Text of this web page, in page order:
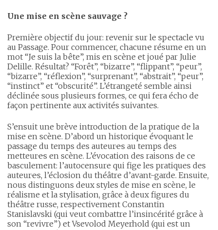
Une mise en scène sauvage ?
Première objectif du jour: revenir sur le spectacle vu
au Passage. Pour commencer, chacun·e résume en un
mot “Je suis la bête”, mis en scène et joué par Julie
Delille. Résultat? “Forêt”, “bizarre”, “flippant”, “peur”,
“bizarre”, “réflexion”, “surprenant”, “abstrait”, “peur”,
“instinct” et “obscurité”. L’étrangeté semble ainsi
déclinée sous plusieurs formes, ce qui fera écho de
façon pertinente aux activités suivantes.
S’ensuit une brève introduction de la pratique de la
mise en scène. D’abord un historique évoquant le
passage du temps des auteur·e·s au temps des
metteur·e·s en scène. L’évocation des raisons de ce
basculement: l’autocensure qui fige les pratiques des
auteur·e·s, l’éclosion du théâtre d’avant-garde. Ensuite,
nous distinguons deux styles de mise en scène, le
réalisme et la stylisation, grâce à deux figures du
théâtre russe, respectivement Constantin
Stanislavski (qui veut combattre l’insincérité grâce à
son “revivre”) et Vsevolod Meyerhold (qui est un